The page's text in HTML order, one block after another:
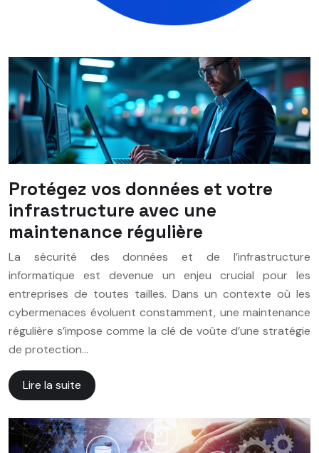
Protégez vos données et votre
infrastructure avec une
maintenance régulière
La sécurité des données et de l’infrastructure
informatique est devenue un enjeu crucial pour les
entreprises de toutes tailles. Dans un contexte où les
cybermenaces évoluent constamment, une maintenance
régulière s’impose comme la clé de voûte d’une stratégie
de protection…
Lire la suite